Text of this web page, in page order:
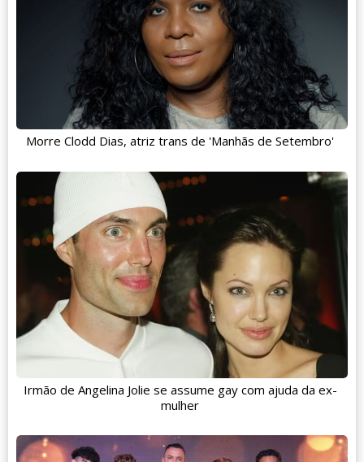
Morre Clodd Dias, atriz trans de 'Manhãs de Setembro'
Irmão de Angelina Jolie se assume gay com ajuda da ex-
mulher